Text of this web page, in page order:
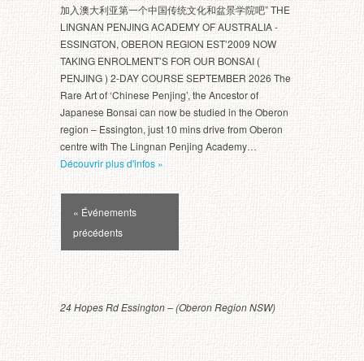
加入澳大利亚第一个中国传统文化和盆景学院吧” THE
LINGNAN PENJING ACADEMY OF AUSTRALIA -
ESSINGTON, OBERON REGION EST’2009 NOW
TAKING ENROLMENT’S FOR OUR BONSAI (
PENJING ) 2-DAY COURSE SEPTEMBER 2026 The
Rare Art of ‘Chinese Penjing’, the Ancestor of
Japanese Bonsai can now be studied in the Oberon
region – Essington, just 10 mins drive from Oberon
centre with The Lingnan Penjing Academy…
Découvrir plus d'infos »
Navigation
« Événements
précédents
24Hopes Rd Essington –(Oberon Region NSW)